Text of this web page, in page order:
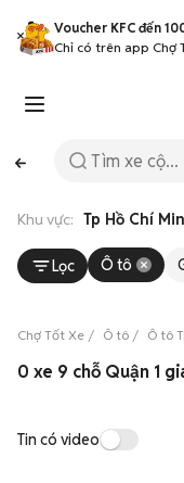
Voucher KFC đến
Chỉ có trên app Chợ
Khu vực: Tp Hồ Chí
Lọc Ô tô
Chợ Tốt Xe Ô tô Ô tô
0 xe 9 chỗ Quận 1
Tin có video